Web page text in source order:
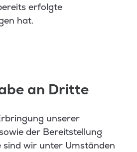
erfolgte
hat.
an Dritte
unserer
der Bereitstellung
sind wir unter Umständen